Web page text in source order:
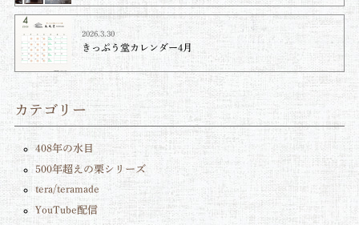
2026.3.30
きっぷう堂カレンダー4月
カテゴリー
408年の水目
500年超えの栗シリーズ
tera/teramade
YouTube配信